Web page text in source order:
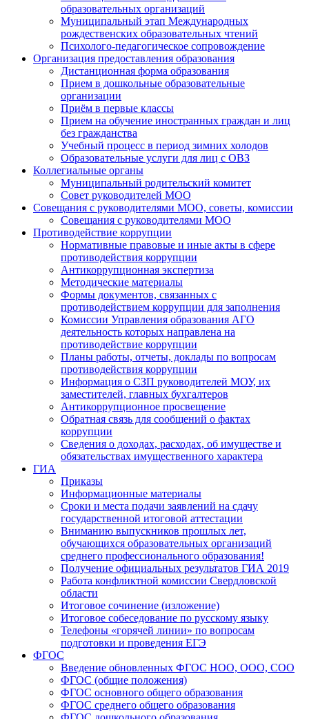
образовательных организаций
Муниципальный этап Международных
рождественских образовательных чтений
Психолого-педагогическое сопровождение
Организация предоставления образования
Дистанционная форма образования
Прием в дошкольные образовательные
организации
Приём в первые классы
Прием на обучение иностранных граждан и лиц
без гражданства
Учебный процесс в период зимних холодов
Образовательные услуги для лиц с ОВЗ
Коллегиальные органы
Муниципальный родительский комитет
Совет руководителей МОО
Совещания с руководителями МОО, советы, комиссии
Совещания с руководителями МОО
Противодействие коррупции
Нормативные правовые и иные акты в сфере
противодействия коррупции
Антикоррупционная экспертиза
Методические материалы
Формы документов, связанных с
противодействием коррупции для заполнения
Комиссии Управления образования АГО
деятельность которых направлена на
противодействие коррупции
Планы работы, отчеты, доклады по вопросам
противодействия коррупции
Информация о СЗП руководителей МОУ, их
заместителей, главных бухгалтеров
Антикоррупционное просвещение
Обратная связь для сообщений о фактах
коррупции
Сведения о доходах, расходах, об имуществе и
обязательствах имущественного характера
ГИА
Приказы
Информационные материалы
Сроки и места подачи заявлений на сдачу
государственной итоговой аттестации
Вниманию выпускников прошлых лет,
обучающихся образовательных организаций
среднего профессионального образования!
Получение официальных результатов ГИА 2019
Работа конфликтной комиссии Свердловской
области
Итоговое сочинение (изложение)
Итоговое собеседование по русскому языку
Телефоны «горячей линии» по вопросам
подготовки и проведения ЕГЭ
ФГОС
Введение обновленных ФГОС НОО, ООО, СОО
ФГОС (общие положения)
ФГОС основного общего образования
ФГОС среднего общего образования